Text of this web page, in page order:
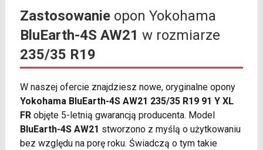
Zastosowanieopon Yokohama
BluEarth-4S AW21 w rozmiarze
235/35 R19
W naszej ofercie znajdziesz nowe, oryginalne opony
Yokohama BluEarth-4S AW21 235/35 R19 91 Y XL
FRobjęte 5-letnią gwarancją producenta. Model
BluEarth-4S AW21 stworzono z myślą o użytkowaniu
bez względu na porę roku. Świadczą o tym takie